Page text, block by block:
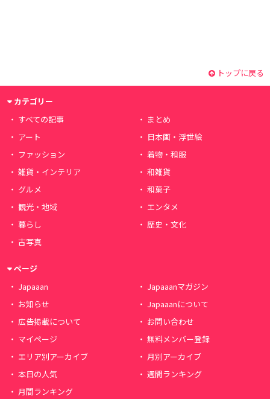
トップに戻る
カテゴリー
すべての記事
まとめ
アート
日本画・浮世絵
ファッション
着物・和服
雑貨・インテリア
和雑貨
グルメ
和菓子
観光・地域
エンタメ
暮らし
歴史・文化
古写真
ページ
Japaaan
Japaaanマガジン
お知らせ
Japaaanについて
広告掲載について
お問い合わせ
マイページ
無料メンバー登録
エリア別アーカイブ
月別アーカイブ
本日の人気
週間ランキング
月間ランキング